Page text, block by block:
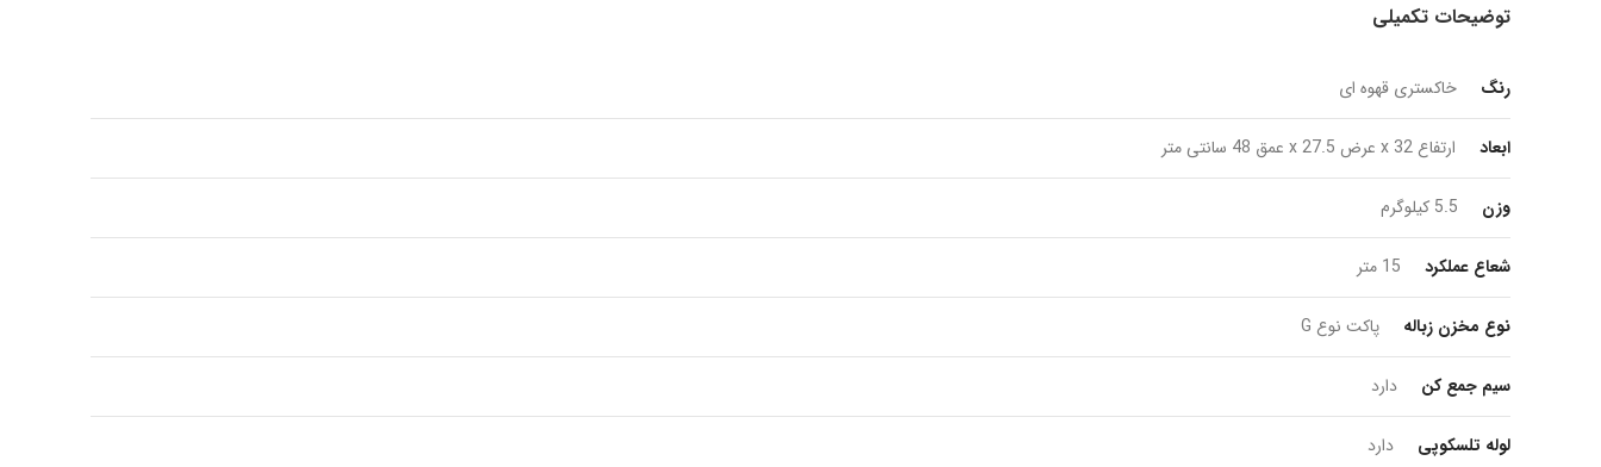
توضیحات تکمیلی
رنگ خاکستری قهوه ای
ابعاد ارتفاع 32 x عرض 27.5 x عمق 48 سانتی متر
وزن 5.5 کیلوگرم
شعاع عملکرد 15 متر
نوع مخزن زباله پاکت نوع G
سیم جمع کن دارد
لوله تلسکوپی دارد